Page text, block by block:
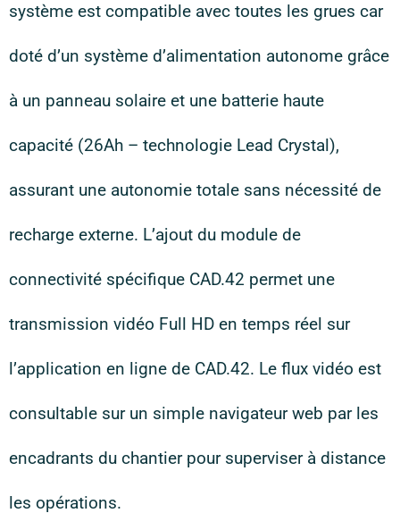
système est compatible avec toutes les grues car
doté d’un système d’alimentation autonome grâce
à un panneau solaire et une batterie haute
capacité (26Ah – technologie Lead Crystal),
assurant une autonomie totale sans nécessité de
recharge externe. L’ajout du module de
connectivité spécifique CAD.42 permet une
transmission vidéo Full HD en temps réel sur
l’application en ligne de CAD.42. Le flux vidéo est
consultable sur un simple navigateur web par les
encadrants du chantier pour superviser à distance
les opérations.